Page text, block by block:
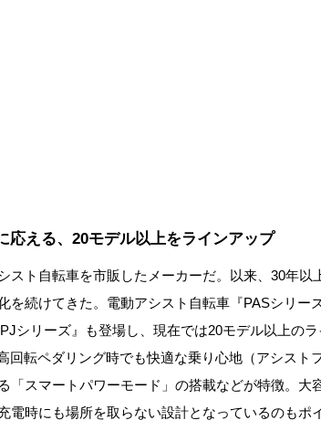
える、20モデル以上をラインアップ
スト自転車を市販したメーカーだ。以来、30年以
を続けてきた。電動アシスト自転車『PASシリー
シリーズ』も登場し、現在では20モデル以上のラ
回転ペダリング時でも快適な乗り心地（アシスト
「スマートパワーモード」の搭載などが特徴。大
電時にも場所を取らない設計となっているのもポ